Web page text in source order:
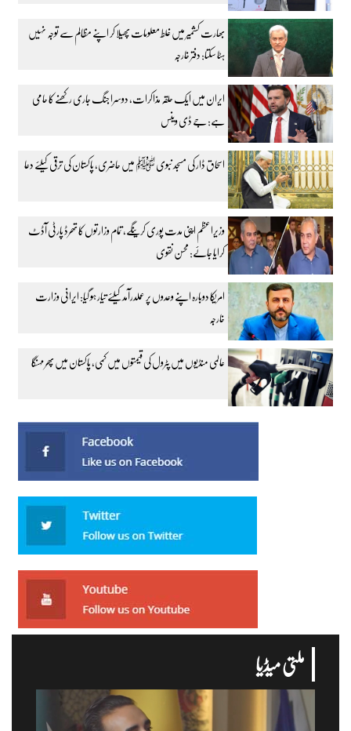
بھارت کشمیر میں غلط معلومات پھیلا کر اپنے مظالم سے توجہ نہیں
ہٹا سکتا: دفتر خارجہ
ایران میں ایک حلقہ مذاکرات، دوسرا جنگ جاری رکھنے کا حامی
ہے: جے ڈی وینس
اسحاق ڈار کی مسجد نبوی ﷺ میں حاضری، پاکستان کی ترقی کیلئے دعا
وزیراعظم اپنی مدت پوری کرینگے، تمام وزارتوں کا تھرڈ پارٹی آڈٹ
کرایا جائے: محسن نقوی
امریکا دوبارہ اپنے وعدوں پر عملدرآمد کیلئے تیار ہو گیا: ایرانی وزارت
خارجہ
عالمی منڈیوں میں پٹرول کی قیمتوں میں کمی، پاکستان میں پھر مہنگا
ملتی میڈیا